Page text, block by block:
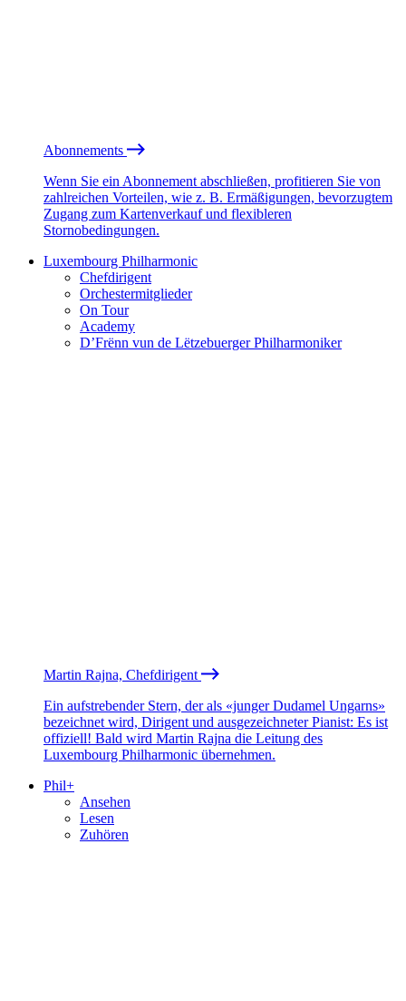
Abonnements
Wenn Sie ein Abonnement abschließen, profitieren Sie von
zahlreichen Vorteilen, wie z. B. Ermäßigungen, bevorzugtem
Zugang zum Kartenverkauf und flexibleren
Stornobedingungen.
Luxembourg Philharmonic
Chefdirigent
Orchestermitglieder
On Tour
Academy
D’Frënn vun de Lëtzebuerger Philharmoniker
Martin Rajna, Chefdirigent
Ein aufstrebender Stern, der als «junger Dudamel Ungarns»
bezeichnet wird, Dirigent und ausgezeichneter Pianist: Es ist
offiziell! Bald wird Martin Rajna die Leitung des
Luxembourg Philharmonic übernehmen.
Phil+
Ansehen
Lesen
Zuhören